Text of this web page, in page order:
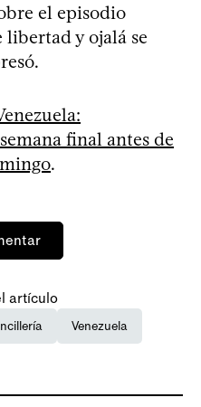
el episodio
libertad y ojalá se
final antes de
.
artículo
Venezuela